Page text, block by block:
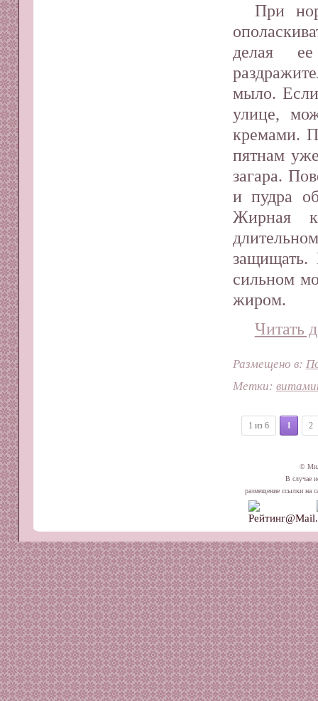
При
делая
мыло.
улице,
кремами.
пятнам
загара.
и пудра
Жирная
защищать.
сильном
жиром.
Читать
Размещено в:
Метки:
1 из 6 1 2
©
В случае
размещение ссылки на